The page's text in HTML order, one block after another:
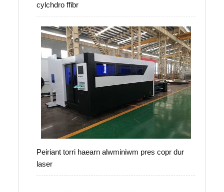
cylchdro ffibr
Peiriant torri haearn alwminiwm pres copr dur
laser